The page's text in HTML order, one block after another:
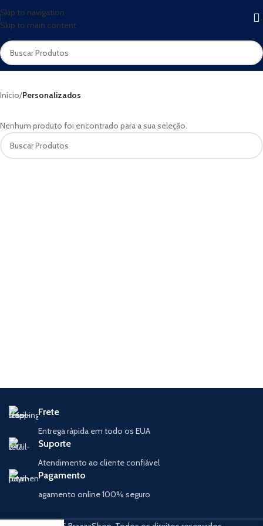
Skip to navigation
Skip to main content
Início/Personalizados
Nenhum produto foi encontrado para a sua seleção.
Frete
Entrega rápida em todo os EUA
Suporte
Atendimento ao cliente confiável
Pagamento
agamento online 100% seguro